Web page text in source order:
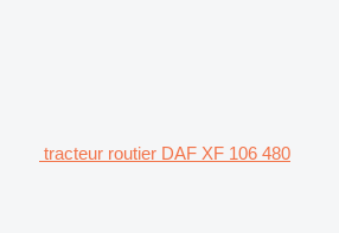
tracteur routier DAF XF 106 480